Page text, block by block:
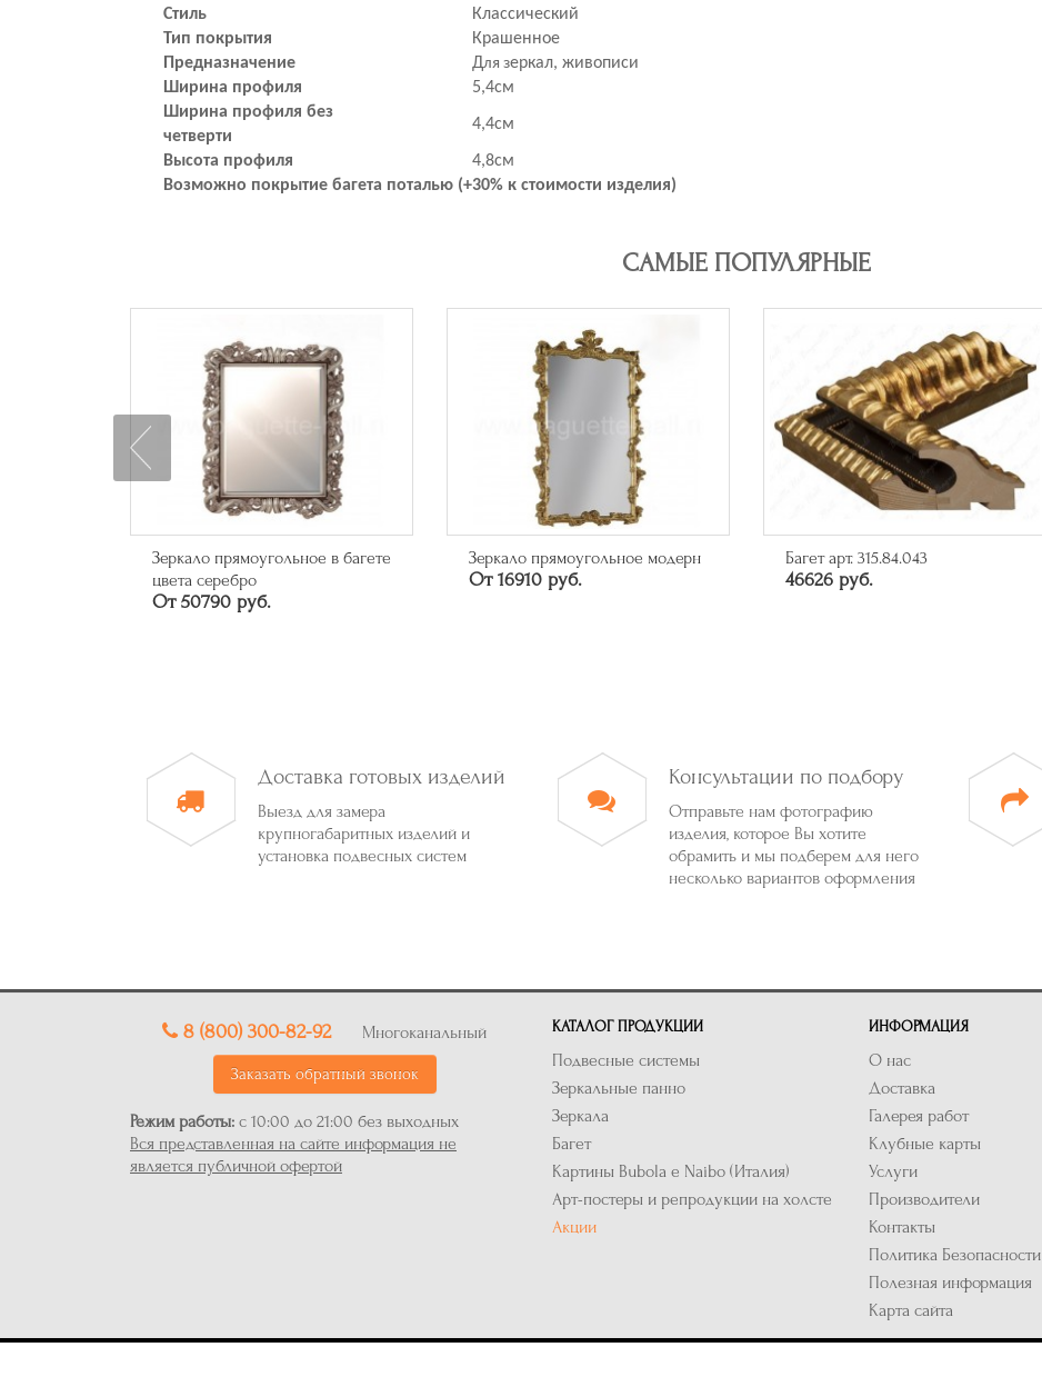
Стиль
Классический
Тип покрытия
Крашенное
Предназначение
Для зеркал, живописи
Ширина профиля
5,4см
Ширина профиля без
четверти
4,4см
Высота профиля
4,8см
Возможно покрытие багета поталью (+30% к стоимости изделия)
САМЫЕ ПОПУЛЯРНЫЕ
Зеркало прямоугольное в багете
цвета серебро
От 50790 руб.
Зеркало прямоугольное модерн
От 16910 руб.
Багет арт. 315.84.043
46626 руб.
Доставка готовых изделий
Выезд для замера
крупногабаритных изделий и
установка подвесных систем
Консультации по подбору
Отправьте нам фотографию
изделия, которое Вы хотите
обрамить и мы подберем для него
несколько вариантов оформления
8 (800) 300-82-92 Многоканальный
Заказать обратный звонок
Режим работы: с 10:00 до 21:00 без выходных
Вся представленная на сайте информация не
является публичной офертой
КАТАЛОГ ПРОДУКЦИИ
Подвесные системы
Зеркальные панно
Зеркала
Багет
Картины Bubola e Naibo (Италия)
Арт-постеры и репродукции на холсте
Акции
ИНФОРМАЦИЯ
О нас
Доставка
Галерея работ
Клубные карты
Услуги
Производители
Контакты
Политика Безопасности
Полезная информация
Карта сайта